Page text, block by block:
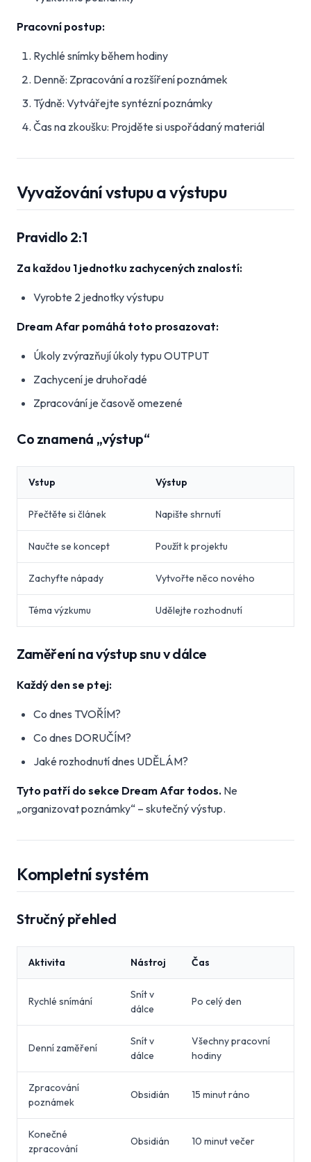
Pracovní postup:
Rychlé snímky během hodiny
Denně: Zpracování a rozšíření poznámek
Týdně: Vytvářejte syntézní poznámky
Čas na zkoušku: Projděte si uspořádaný materiál
Vyvažování vstupu a výstupu
Pravidlo 2:1
Za každou 1 jednotku zachycených znalostí:
Vyrobte 2 jednotky výstupu
Dream Afar pomáhá toto prosazovat:
Úkoly zvýrazňují úkoly typu OUTPUT
Zachycení je druhořadé
Zpracování je časově omezené
Co znamená „výstup“
Vstup Výstup
Přečtěte si článek Napište shrnutí
Naučte se koncept Použít k projektu
Zachyťte nápady Vytvořte něco nového
Téma výzkumu Udělejte rozhodnutí
Zaměření na výstup snu v dálce
Každý den se ptej:
Co dnes TVOŘÍM?
Co dnes DORUČÍM?
Jaké rozhodnutí dnes UDĚLÁM?
Tyto patří do sekce Dream Afar todos. Ne
„organizovat poznámky“ – skutečný výstup.
Kompletní systém
Stručný přehled
Aktivita Nástroj Čas
Rychlé snímání
Snít v
dálce
Po celý den
Denní zaměření
Snít v
dálce
Všechny pracovní
hodiny
Zpracování
poznámek
Obsidián 15 minut ráno
Konečné
zpracování
Obsidián 10 minut večer